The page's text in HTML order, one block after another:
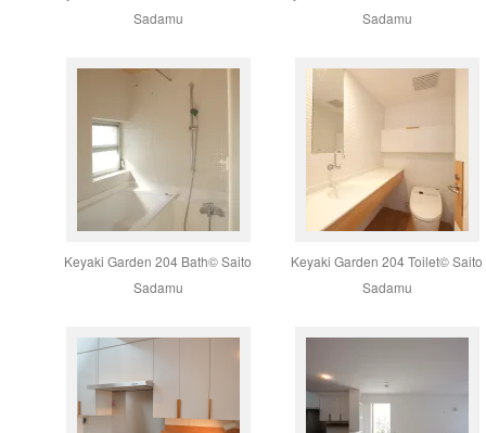
Sadamu
Sadamu
Keyaki Garden 204 Bath© Saito
Sadamu
Keyaki Garden 204 Toilet© Saito
Sadamu